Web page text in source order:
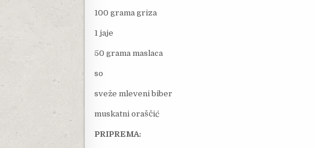
100 grama griza
1 jaje
50 grama maslaca
so
sveže mleveni biber
muskatni oraščić
PRIPREMA: